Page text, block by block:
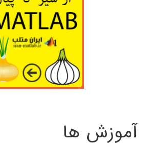
آموزش ها